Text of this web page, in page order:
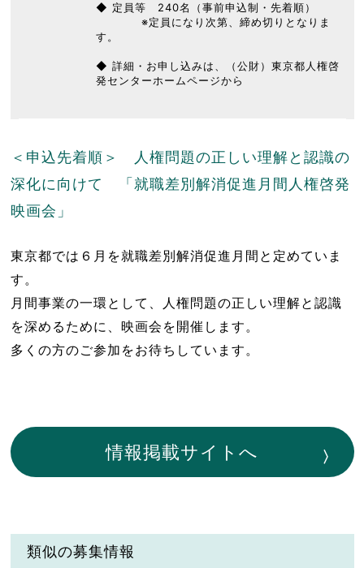
◆ 定員等 240名（事前申込制・先着順）
※定員になり次第、締め切りとなりま
す。
◆ 詳細・お申し込みは、（公財）東京都人権啓
発センターホームページから
＜申込先着順＞ 人権問題の正しい理解と認識の
深化に向けて 「就職差別解消促進月間人権啓発
映画会」
東京都では６月を就職差別解消促進月間と定めていま
す。
月間事業の一環として、人権問題の正しい理解と認識
を深めるために、映画会を開催します。
多くの方のご参加をお待ちしています。
情報掲載サイトへ
類似の募集情報